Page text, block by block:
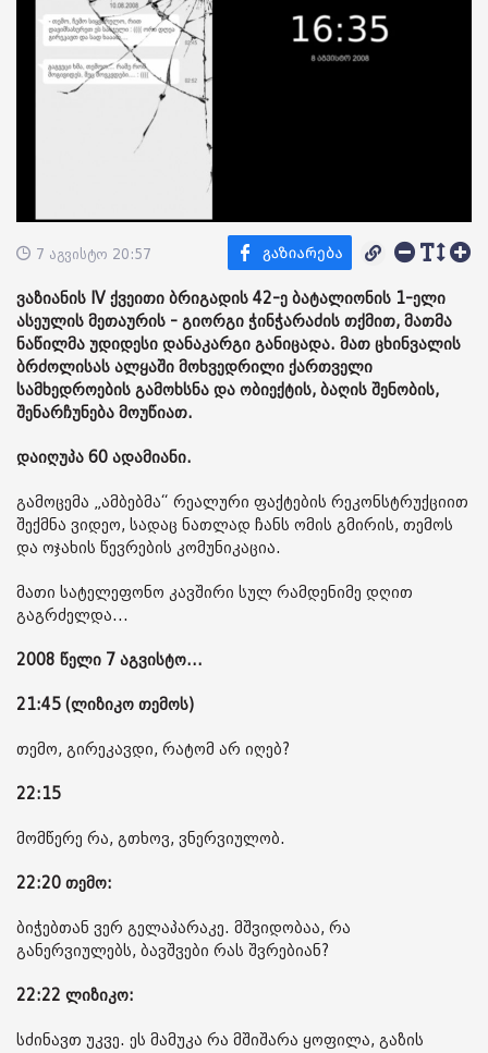
7 აგვისტო 20:57
ვაზიანის IV ქვეითი ბრიგადის 42-ე ბატალიონის 1-ელი
ასეულის მეთაურის - გიორგი ჭინჭარაძის თქმით, მათმა
ნაწილმა უდიდესი დანაკარგი განიცადა. მათ ცხინვალის
ბრძოლისას ალყაში მოხვედრილი ქართველი
სამხედროების გამოხსნა და ობიექტის, ბაღის შენობის,
შენარჩუნება მოუწიათ.
დაიღუპა 60 ადამიანი.
გამოცემა „ამბებმა“ რეალური ფაქტების რეკონსტრუქციით
შექმნა ვიდეო, სადაც ნათლად ჩანს ომის გმირის, თემოს
და ოჯახის წევრების კომუნიკაცია.
მათი სატელეფონო კავშირი სულ რამდენიმე დღით
გაგრძელდა...
2008 წელი 7 აგვისტო...
21:45 (ლიზიკო თემოს)
თემო, გირეკავდი, რატომ არ იღებ?
22:15
მომწერე რა, გთხოვ, ვნერვიულობ.
22:20 თემო:
ბიჭებთან ვერ გელაპარაკე. მშვიდობაა, რა
განერვიულებს, ბავშვები რას შვრებიან?
22:22 ლიზიკო:
სძინავთ უკვე. ეს მამუკა რა მშიშარა ყოფილა, გაზის